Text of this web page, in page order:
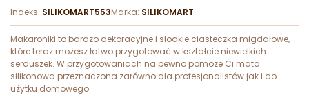
Indeks: SILIKOMART553Marka: SILIKOMART
Makaroniki to bardzo dekoracyjne i słodkie ciasteczka migdałowe,
które teraz możesz łatwo przygotować w kształcie niewielkich
serduszek. W przygotowaniach na pewno pomoże Ci mata
silikonowa przeznaczona zarówno dla profesjonalistów jak i do
użytku domowego.